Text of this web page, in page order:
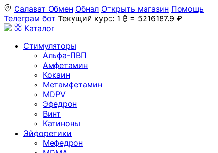
Салават Обмен Обнал Открыть магазин Помощь
Телеграм бот Текущий курс: 1 ₿ = 5216187.9 ₽
Каталог
Стимуляторы
Альфа-ПВП
Амфетамин
Кокаин
Метамфетамин
MDPV
Эфедрон
Винт
Катиноны
Эйфоретики
Мефедрон